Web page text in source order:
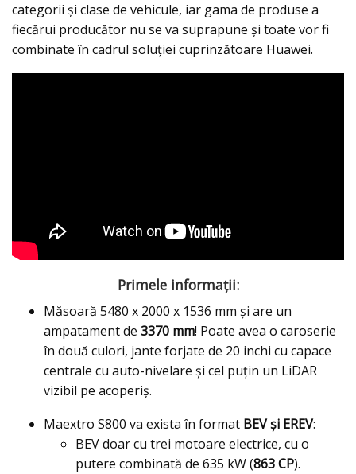
categorii și clase de vehicule, iar gama de produse a
fiecărui producător nu se va suprapune și toate vor fi
combinate în cadrul soluției cuprinzătoare Huawei.
Primele informații:
Măsoară 5480 x 2000 x 1536 mm și are un
ampatament de 3370 mm! Poate avea o caroserie
în două culori, jante forjate de 20 inchi cu capace
centrale cu auto-nivelare și cel puțin un LiDAR
vizibil pe acoperiș.
Maextro S800 va exista în format BEV și EREV:
BEV doar cu trei motoare electrice, cu o
putere combinată de 635 kW (863 CP).